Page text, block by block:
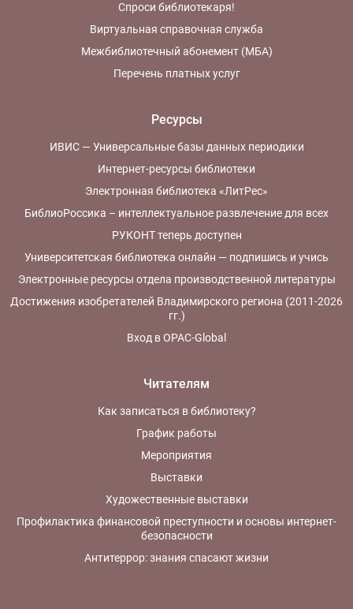
и поэтов,
композиторов, купцов -
благотворителей. Среди
них и выпускники
Владимирских учебных
и губернской гимназии
(1804-1919), и
губернаторы (1778-
1917), и губернские
предводители
1917), и почётные
граждане города
Владимира (1868-1914),
и городские головы
(1871-1917), и депутаты
I - IV Государственных
Владимирской
губернии. Их краткие
биобиблиографическом
словаре
«Владимирская
энциклопедия»,
изданном
владимирскими
краеведами 10 лет
году. Поэтому
Общественное жюри
предлагает участникам
школьника до
Спроси библиотекаря!
Виртуальная справочная служба
Межбиблиотечный абонемент (МБА)
Перечень платных услуг
Ресурсы
ИВИС — Универсальные базы данных периодики
Интернет-ресурсы библиотеки
Электронная библиотека «ЛитРес»
БиблиоРоссика – интеллектуальное развлечение для всех
РУКОНТ теперь доступен
Университетская библиотека онлайн — подпишись и учись
Электронные ресурсы отдела производственной литературы
Достижения изобретателей Владимирского региона (2011-2026
гг.)
Вход в OPAC-Global
Читателям
Как записаться в библиотеку?
График работы
Мероприятия
Выставки
Художественные выставки
Профилактика финансовой преступности и основы интернет-
безопасности
Антитеррор: знания спасают жизни